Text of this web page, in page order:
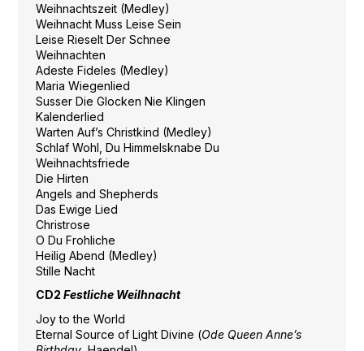
Weihnachtszeit (Medley)
Weihnacht Muss Leise Sein
Leise Rieselt Der Schnee
Weihnachten
Adeste Fideles (Medley)
Maria Wiegenlied
Susser Die Glocken Nie Klingen
Kalenderlied
Warten Auf’s Christkind (Medley)
Schlaf Wohl, Du Himmelsknabe Du
Weihnachtsfriede
Die Hirten
Angels and Shepherds
Das Ewige Lied
Christrose
O Du Frohliche
Heilig Abend (Medley)
Stille Nacht
CD2 Festliche Weilhnacht
Joy to the World
Eternal Source of Light Divine (Ode Queen Anne’s